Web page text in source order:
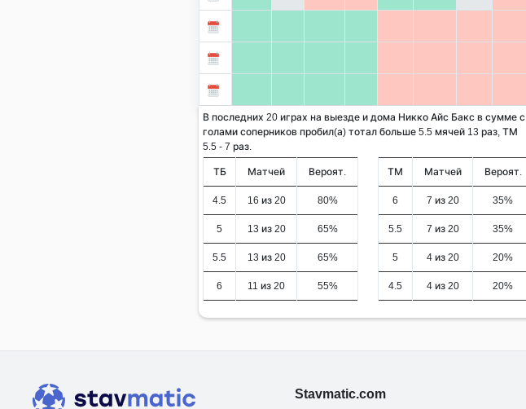
В последних 20 играх на выезде и дома Никко Айс Бакс в сумме с
голами соперников пробил(а) тотал больше 5.5 мячей 13 раз, ТМ
5.5 - 7 раз.
ТБ Матчей Вероят.
4.5 16 из 20 80%
5 13 из 20 65%
5.5 13 из 20 65%
6 11 из 20 55%
ТМ Матчей Вероят.
6 7 из 20 35%
5.5 7 из 20 35%
5 4 из 20 20%
4.5 4 из 20 20%
Stavmatic.com